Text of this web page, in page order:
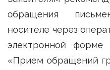
обращения
носителе через
электронной форме
«Прием обращений